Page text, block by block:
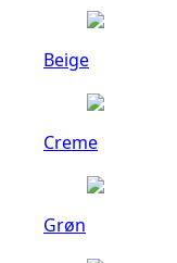
Beige
Creme
Grøn